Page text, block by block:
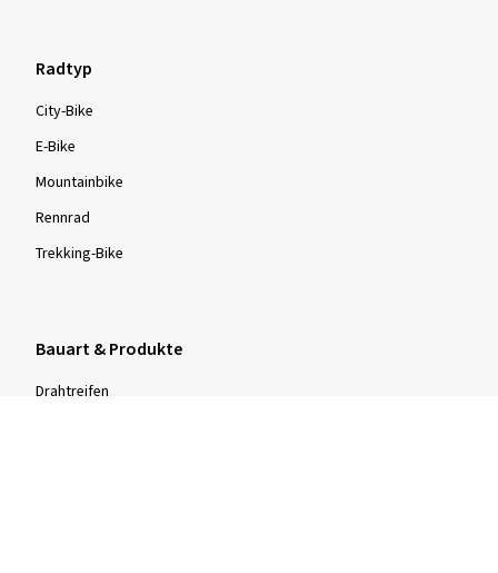
Radtyp
City-Bike
E-Bike
Mountainbike
Rennrad
Trekking-Bike
Bauart & Produkte
Drahtreifen